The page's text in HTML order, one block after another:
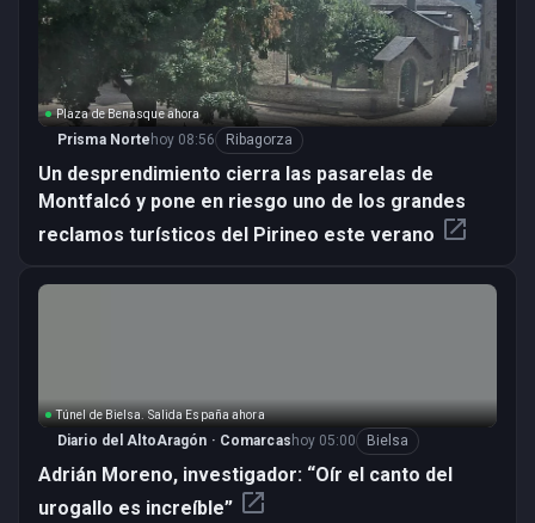
Plaza de Benasque ahora
Prisma Norte hoy 08:56 Ribagorza
Un desprendimiento cierra las pasarelas de
Montfalcó y pone en riesgo uno de los grandes
reclamos turísticos del Pirineo este verano open_in_new
Túnel de Bielsa. Salida España ahora
Diario del AltoAragón · Comarcas hoy 05:00 Bielsa
Adrián Moreno, investigador: “Oír el canto del
urogallo es increíble” open_in_new